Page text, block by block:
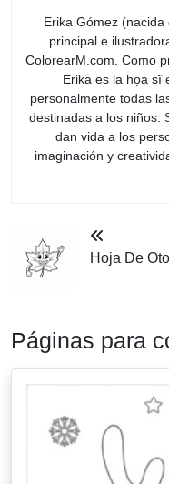
Erika Gómez
principal e
ColorearM.com. Como
Erika es la họa sĩ
personalmente todas
destinadas a los niños.
dan vida a los
imaginación y
Hoja De
Páginas para